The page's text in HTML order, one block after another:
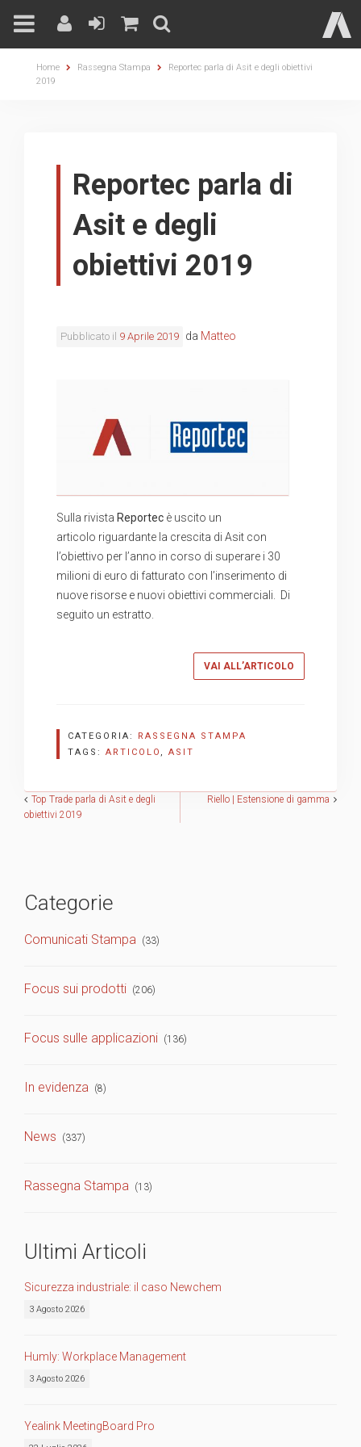
Home Rassegna Stampa
Reportec parla di Asit e degli obiettivi
2019
Reportec parla di
Asit e degli
obiettivi 2019
Pubblicato il 9 Aprile 2019 da Matteo
Sulla rivista Reportec è uscito un
articolo riguardante la crescita di Asit con
l’obiettivo per l’anno in corso di superare i 30
milioni di euro di fatturato con l’inserimento di
nuove risorse e nuovi obiettivi commerciali. Di
seguito un estratto.
VAI ALL’ARTICOLO
CATEGORIA: RASSEGNA STAMPA
TAGS: ARTICOLO , ASIT
Navigazione
Top Trade parla di Asit e degli
obiettivi 2019
Riello | Estensione di gamma
Categorie
Comunicati Stampa (33)
Focus sui prodotti (206)
Focus sulle applicazioni (136)
In evidenza (8)
News (337)
Rassegna Stampa (13)
Ultimi Articoli
Sicurezza industriale: il caso Newchem
3 Agosto 2026
Humly: Workplace Management
3 Agosto 2026
Yealink MeetingBoard Pro